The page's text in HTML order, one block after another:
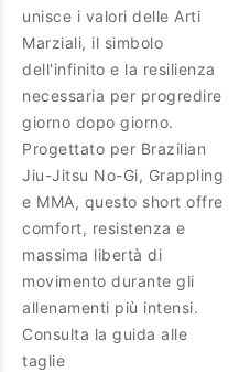
unisce i valori delle Arti
Marziali, il simbolo
dell'infinito e la resilienza
necessaria per progredire
giorno dopo giorno.
Progettato per Brazilian
Jiu-Jitsu No-Gi, Grappling
e MMA, questo short offre
comfort, resistenza e
massima libertà di
movimento durante gli
allenamenti più intensi.
Consulta la guida alle
taglie